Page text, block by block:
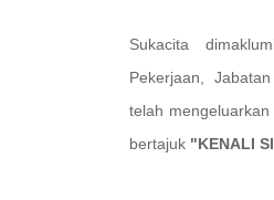
Sukacita
Pekerjaan,
telah
bertajuk "KENALI